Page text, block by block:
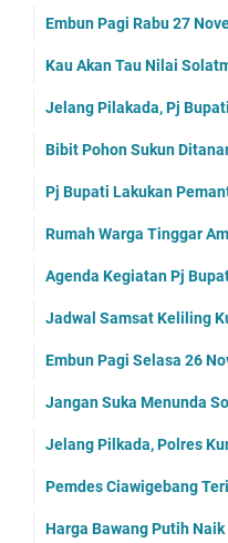
Embun Pagi Rabu 27
Kau Akan Tau Nilai
Jelang Pilakada, Pj
Bibit Pohon Sukun
Pj Bupati Lakukan
Rumah Warga Tinggar
Agenda Kegiatan Pj
Jadwal Samsat Keliling
Embun Pagi Selasa 26
Jangan Suka Menunda
Jelang Pilkada, Polres
Pemdes Ciawigebang
Harga Bawang Putih